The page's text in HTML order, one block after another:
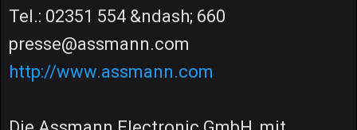
Tel.: 02351 554 &ndash; 660
presse@assmann.com
http://www.assmann.com